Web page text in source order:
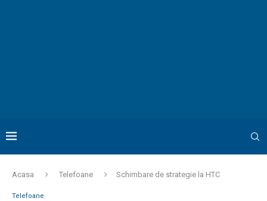
Acasa Telefoane Schimbare de strategie la HTC
Telefoane